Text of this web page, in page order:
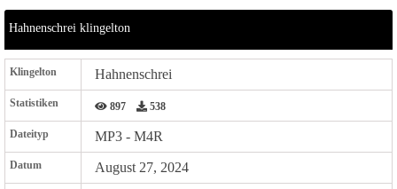
Hahnenschrei klingelton
Klingelton Hahnenschrei
Statistiken 897 538
Dateityp MP3 - M4R
Datum August 27, 2024